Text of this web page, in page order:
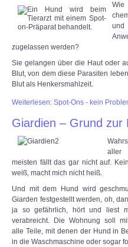
zugelassen werden?
Sie gelangen über die Haut oder
Blut, von dem diese Parasiten
Blut als Henkersmahlzeit.
Weiterlesen: Spot-Ons - kein
Giardien – Grund zur
aller
meisten fällt das gar nicht auf.
weiß, macht mich nicht heiß.
Und mit dem Hund wird
Giarden festgestellt werden, oh,
ja so gefährlich, hört und liest
verabreicht. Die Wohnung soll
alle Teile, mit denen der Hund in
in die Waschmaschine oder sogar